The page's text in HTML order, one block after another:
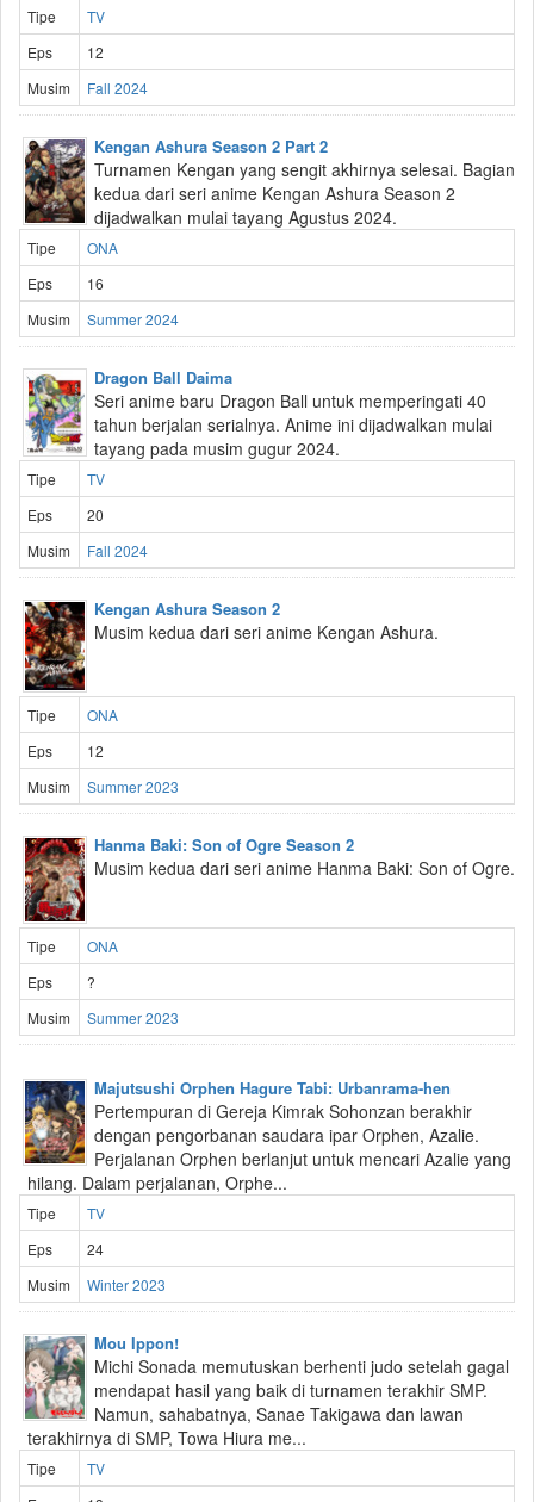
Tipe
TV
Eps
12
Musim
Fall 2024
Kengan Ashura Season 2 Part 2
Turnamen Kengan yang sengit akhirnya selesai. Bagian
kedua dari seri anime Kengan Ashura Season 2
dijadwalkan mulai tayang Agustus 2024.
Tipe
ONA
Eps
16
Musim
Summer 2024
Dragon Ball Daima
Seri anime baru Dragon Ball untuk memperingati 40
tahun berjalan serialnya. Anime ini dijadwalkan mulai
tayang pada musim gugur 2024.
Tipe
TV
Eps
20
Musim
Fall 2024
Kengan Ashura Season 2
Musim kedua dari seri anime Kengan Ashura.
Tipe
ONA
Eps
12
Musim
Summer 2023
Hanma Baki: Son of Ogre Season 2
Musim kedua dari seri anime Hanma Baki: Son of Ogre.
Tipe
ONA
Eps
?
Musim
Summer 2023
Majutsushi Orphen Hagure Tabi: Urbanrama-hen
Pertempuran di Gereja Kimrak Sohonzan berakhir
dengan pengorbanan saudara ipar Orphen, Azalie.
Perjalanan Orphen berlanjut untuk mencari Azalie yang
hilang. Dalam perjalanan, Orphe...
Tipe
TV
Eps
24
Musim
Winter 2023
Mou Ippon!
Michi Sonada memutuskan berhenti judo setelah gagal
mendapat hasil yang baik di turnamen terakhir SMP.
Namun, sahabatnya, Sanae Takigawa dan lawan
terakhirnya di SMP, Towa Hiura me...
Tipe
TV